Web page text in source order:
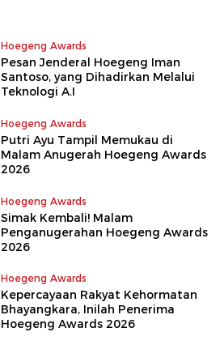
Hoegeng Awards
Pesan Jenderal Hoegeng Iman
Santoso, yang Dihadirkan Melalui
Teknologi A.I
Hoegeng Awards
Putri Ayu Tampil Memukau di
Malam Anugerah Hoegeng Awards
2026
Hoegeng Awards
Simak Kembali! Malam
Penganugerahan Hoegeng Awards
2026
Hoegeng Awards
Kepercayaan Rakyat Kehormatan
Bhayangkara, Inilah Penerima
Hoegeng Awards 2026